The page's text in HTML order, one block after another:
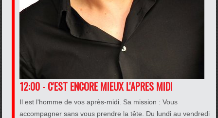
12:00 - C'EST ENCORE MIEUX L'APRES MIDI
Il est l'homme de vos après-midi. Sa mission : Vous
accompagner sans vous prendre la tête. Du lundi au vendredi